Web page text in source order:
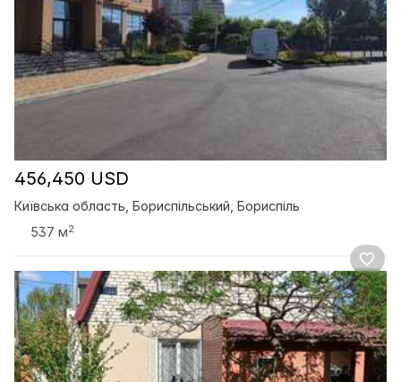
456,450 USD
Київська область, Бориспільський, Бориспіль
537 м2